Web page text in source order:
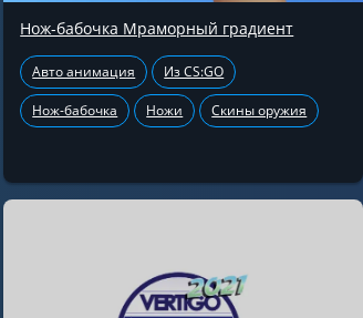
Нож-бабочка Мраморный градиент
Авто анимация Из CS:GO
Нож-бабочка Ножи Скины оружия